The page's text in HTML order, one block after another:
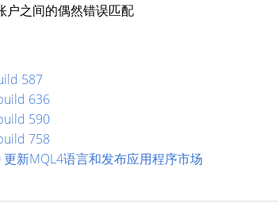
户之间的偶然错误匹配
587
636
590
758
新MQL4语言和发布应用程序市场